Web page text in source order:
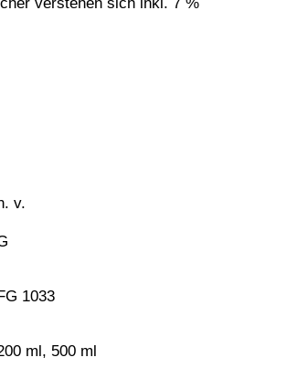
v.
1033
ml, 500 ml